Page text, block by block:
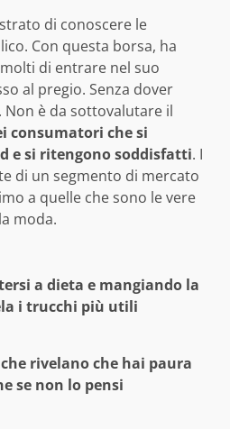
di conoscere le
Con questa borsa, ha
di entrare nel suo
al pregio. Senza dover
è da sottovalutare il
consumatori che si
e si ritengono soddisfatti. I
di un segmento di mercato
a quelle che sono le vere
moda.
a dieta e mangiando la
i trucchi più utili
rivelano che hai paura
se non lo pensi